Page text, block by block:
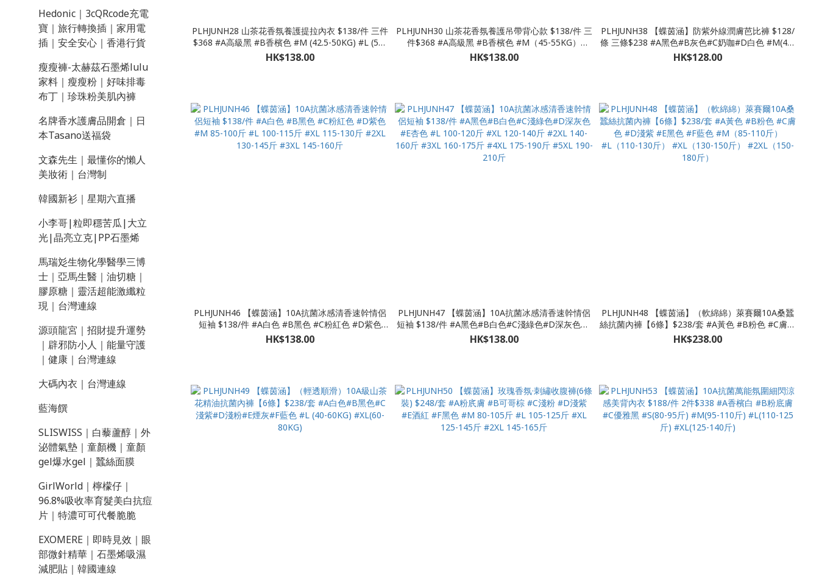
Hedonic｜3cQRcode充電
寶｜旅行轉換插｜家用電
插｜安全安心｜香港行貨
瘦瘦褲-太赫茲石墨烯lulu
家料｜瘦瘦粉｜好味排毒
布丁｜珍珠粉美肌內褲
名牌香水護膚品開倉｜日
本Tasano送福袋
文森先生｜最懂你的懶人
美妝術｜台灣制
韓國新衫｜星期六直播
小李哥|粒即穩苦瓜|大立
光|晶亮立克|PP石墨烯
馬瑞彣生物化學醫學三博
士｜亞馬生醫｜油切糖｜
膠原糖｜靈活超能激纖粒
現｜台灣連線
源頭龍宮｜招財提升運勢
｜辟邪防小人｜能量守護
｜健康｜台灣連線
大碼內衣｜台灣連線
藍海饌
SLISWISS｜白藜蘆醇｜外
泌體氣墊｜童顏機｜童顏
gel爆水gel｜蠶絲面膜
GirlWorld｜檸檬仔｜
96.8%吸收率育髮美白抗痘
片｜特濃可可代餐脆脆
EXOMERE｜即時見效｜眼
部微針精華｜石墨烯吸濕
減肥貼｜韓國連線
PLHJUNH28 山茶花香氛養護提拉內衣 $138/件 三件
$368 #A高級黑 #B香檳色 #M (42.5-50KG) #L (50-
57.5KG) #XL (57.5-65KG) #2XL (65-75KG)
HK$138.00
PLHJUNH30 山茶花香氛養護吊帶背心款 $138/件 三
件$368 #A高級黑 #B香檳色 #M（45-55KG）
#L（55-65KG） #XL (65-75KG）
HK$138.00
PLHJUNH38 【蝶茵涵】防紫外線潤膚芭比褲 $128/
條 三條$238 #A黑色#B灰色#C奶咖#D白色 #M(40-
50KG) #L(50-60KG) #XL(60-70KG) #2XL(70-80KG)
HK$128.00
PLHJUNH46 【蝶茵涵】10A抗菌冰感清香速幹情侶
短袖 $138/件 #A白色 #B黑色 #C粉紅色 #D紫色
#M 85-100斤 #L 100-115斤 #XL 115-130斤 #2XL
130-145斤 #3XL 145-160斤
HK$138.00
PLHJUNH47 【蝶茵涵】10A抗菌冰感清香速幹情侶
短袖 $138/件 #A黑色#B白色#C淺綠色#D深灰色#E
杏色 #L 100-120斤 #XL 120-140斤 #2XL 140-160
斤 #3XL 160-175斤 #4XL 175-190斤 #5XL 190-210
HK$138.00
PLHJUNH48 【蝶茵涵】（軟綿綿）萊賽爾10A桑蠶
絲抗菌內褲【6條】$238/套 #A黃色 #B粉色 #C膚色
#D淺紫 #E黑色 #F藍色 #M（85-110斤） #L（110-
130斤） #XL（130-150斤） #2XL（150-180斤）
HK$238.00